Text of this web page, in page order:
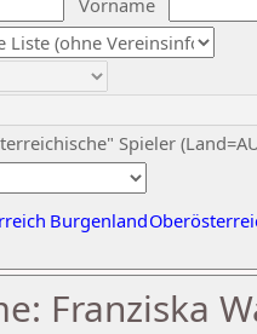
Vorname
Spieler
Burgenland
Franziska